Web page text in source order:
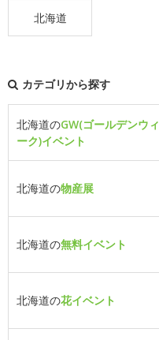
北海道
カテゴリから探す
北海道のGW(ゴールデンウィ
ーク)イベント
北海道の物産展
北海道の無料イベント
北海道の花イベント